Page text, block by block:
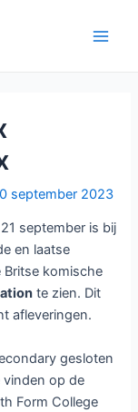
september 2023
september is bij
en laatse
Britse komische
te zien. Dit
afleveringen.
gesloten
vinden op de
Form College